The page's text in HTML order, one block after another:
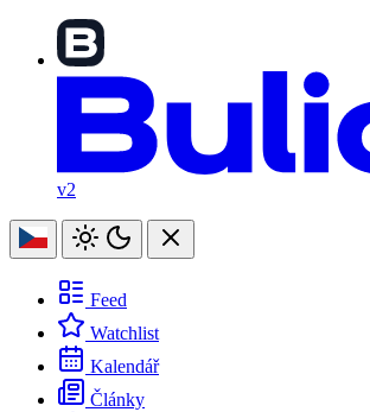
v2
Feed
Watchlist
Kalendář
Články